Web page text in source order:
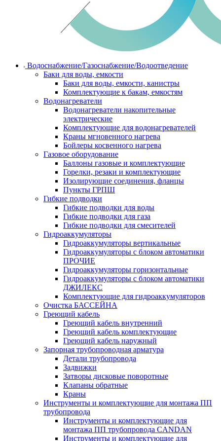
Водоснабжение/Газоснабжение/Водоотведение
Баки для воды, емкости
Баки для воды, емкости, канистры
Комплектующие к бакам, емкостям
Водонагреватели
Водонагреватели накопительные
электрические
Комплектующие для водонагревателей
Краны мгновенного нагрева
Бойлеры косвенного нагрева
Газовое оборудование
Баллоны газовые и комплектующие
Горелки, резаки и комплектующие
Изолирующие соединения, фланцы
Пункты ГРПШ
Гибкие подводки
Гибкие подводки для воды
Гибкие подводки для газа
Гибкие подводки для смесителей
Гидроаккумуляторы
Гидроаккумуляторы вертикальные
Гидроаккумуляторы с блоком автоматики
ПРОЧИЕ
Гидроаккумуляторы горизонтальные
Гидроаккумуляторы с блоком автоматики
ДЖИЛЕКС
Комплектующие для гидроаккумуляторов
Очистка БАССЕЙНА
Греющий кабель
Греющий кабель внутренний
Греющий кабель комплектующие
Греющий кабель наружный
Запорная трубопроводная арматура
Детали трубопровода
Задвижки
Затворы дисковые поворотные
Клапаны обратные
Краны
Инструменты и комплектующие для монтажа ПП
трубопровода
Инструменты и комплектующие для
монтажа ПП трубопровода CANDAN
Инструменты и комплектующие для